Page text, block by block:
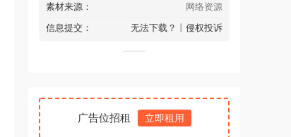
素材来源：
网络资源
信息提交：
无法下载？ 丨 侵权投诉
广告位招租 立即租用